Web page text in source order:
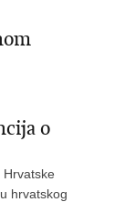
o
hrvatskog